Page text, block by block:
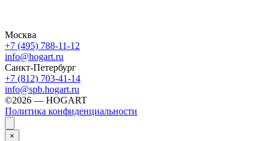
Москва
+7 (495) 788-11-12
info@hogart.ru
Санкт-Петербург
+7 (812) 703-41-14
info@spb.hogart.ru
©2026 — HOGART
Политика конфиденциальности
×